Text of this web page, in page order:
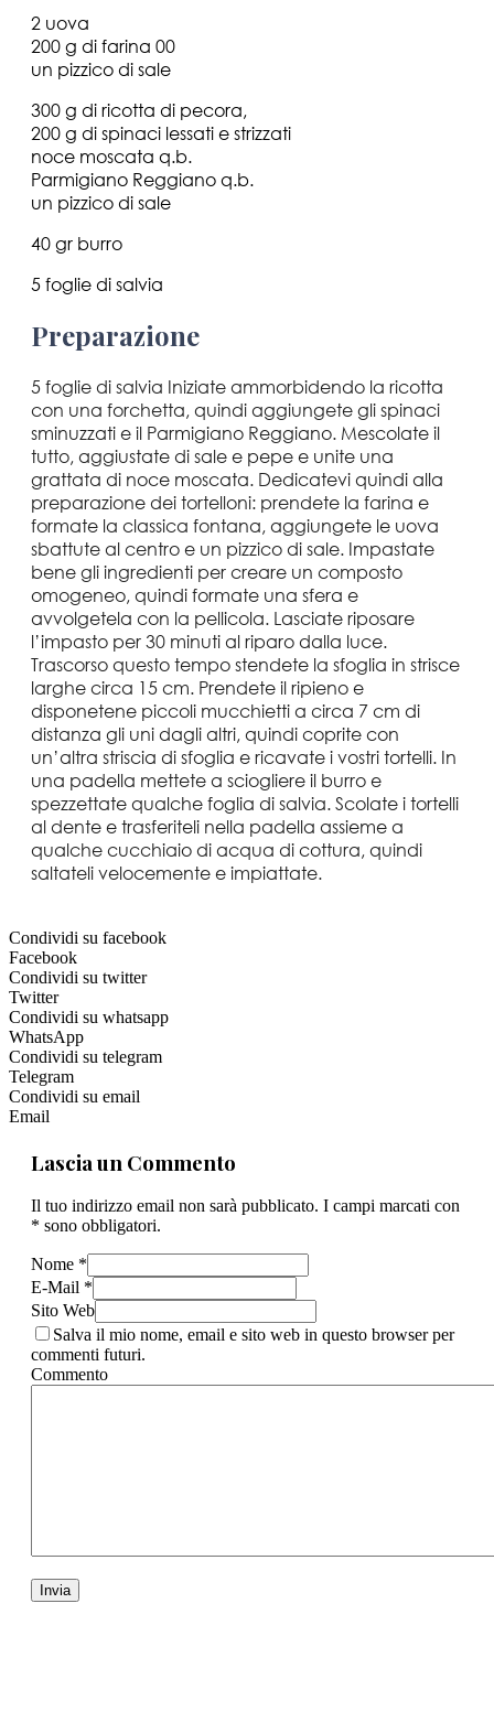
2 uova
200 g di farina 00
un pizzico di sale
300 g di ricotta di pecora,
200 g di spinaci lessati e strizzati
noce moscata q.b.
Parmigiano Reggiano q.b.
un pizzico di sale
40 gr burro
5 foglie di salvia
Preparazione
5 foglie di salvia Iniziate ammorbidendo la ricotta
con una forchetta, quindi aggiungete gli spinaci
sminuzzati e il Parmigiano Reggiano. Mescolate il
tutto, aggiustate di sale e pepe e unite una
grattata di noce moscata. Dedicatevi quindi alla
preparazione dei tortelloni: prendete la farina e
formate la classica fontana, aggiungete le uova
sbattute al centro e un pizzico di sale. Impastate
bene gli ingredienti per creare un composto
omogeneo, quindi formate una sfera e
avvolgetela con la pellicola. Lasciate riposare
l’impasto per 30 minuti al riparo dalla luce.
Trascorso questo tempo stendete la sfoglia in strisce
larghe circa 15 cm. Prendete il ripieno e
disponetene piccoli mucchietti a circa 7 cm di
distanza gli uni dagli altri, quindi coprite con
un’altra striscia di sfoglia e ricavate i vostri tortelli. In
una padella mettete a sciogliere il burro e
spezzettate qualche foglia di salvia. Scolate i tortelli
al dente e trasferiteli nella padella assieme a
qualche cucchiaio di acqua di cottura, quindi
saltateli velocemente e impiattate.
Condividi su facebook
Facebook
Condividi su twitter
Twitter
Condividi su whatsapp
WhatsApp
Condividi su telegram
Telegram
Condividi su email
Email
Lascia un Commento
Il tuo indirizzo email non sarà pubblicato. I campi marcati con
* sono obbligatori.
Nome *
E-Mail *
Sito Web
Salva il mio nome, email e sito web in questo browser per
commenti futuri.
Commento